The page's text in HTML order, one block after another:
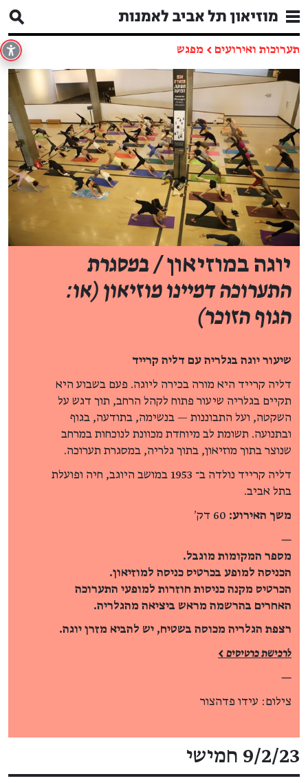
תערוכות ואירועים ← מפגש
יוגה במוזיאון/ במסגרת
התערוכה דמיינו מוזיאון (או:
הגוף הזוכר)
שיעור יוגה בגלריה עם דליה קרייד
דליה קרייד היא מורה בכירה ליוגה. פעם בשבוע היא
תקיים בגלריה שיעור פתוח לקהל הרחב, תוך דגש על
השקטה, ועל התבוננות — בנשימה, בתודעה, בגוף
ובתנועה. תשומת לב מיוחדת מכוונת לנוכחות במרחב
שנוצר בתוך מוזיאון, בתוך גלריה, במסגרת תערוכה.
דליה קרייד נולדה ב־ 1953 במושב היוגב, חיה ופועלת
בתל אביב.
משך האירוע:
—
מספר המקומות מוגבל.
הכניסה למופע בכרטיס כניסה למוזיאון.
הכרטיס מקנה כניסות חוזרות למופעי התערוכה
האחרים בהרשמה מראש ביציאה מהגלריה.
רצפת הגלריה מכוסה בשטיח, יש להביא מזרן יוגה.
לרכישת כרטיסים >
—
צילום: עידו פדהצור
פרטי האירוע
9/2/23 חמישי